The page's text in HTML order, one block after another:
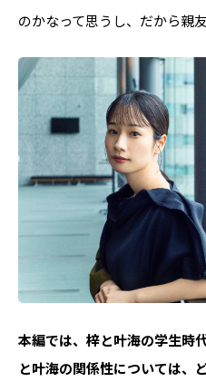
のかなって思うし、だから親
――本編では、梓と叶海の学生
と叶海の関係性については、